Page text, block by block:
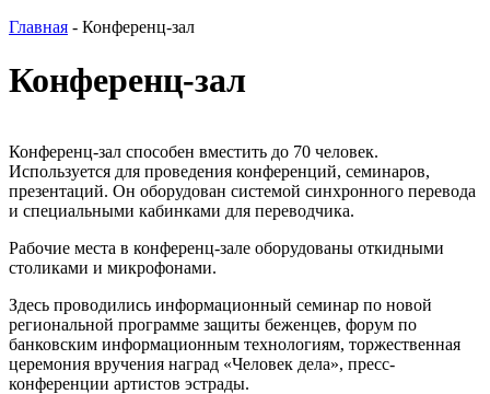
Главная - Конференц-зал
Конференц-зал
Конференц-зал способен вместить до 70 человек.
Используется для проведения конференций, семинаров,
презентаций. Он оборудован системой синхронного перевода
и специальными кабинками для переводчика.
Рабочие места в конференц-зале оборудованы откидными
столиками и микрофонами.
Здесь проводились информационный семинар по новой
региональной программе защиты беженцев, форум по
банковским информационным технологиям, торжественная
церемония вручения наград «Человек дела», пресс-
конференции артистов эстрады.